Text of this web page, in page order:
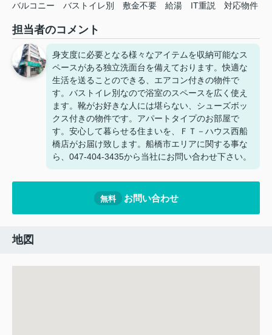
バルコニー バストイレ別 敷金不要 給湯 IT重説 対応物件
担当者のコメント
身支度に必要となる様々なアイテムを収納可能なス
ペースがある独立洗面台を備えております。快適な
生活を送ることのできる、エアコン付きの物件で
す。バストイレ別なので浴室のスペースを広く使え
ます。靴がお好きな人には堪らない、シューズボッ
クス付きの物件です。アパートタイプのお部屋で
す。安心して暮らせる住まいを、ＦＴ－ハウス西船
橋店がお届け致します。船橋市エリアに関する事な
ら、047-404-3435から当社にお問い合わせ下さい。
無料 お問い合わせ
地図